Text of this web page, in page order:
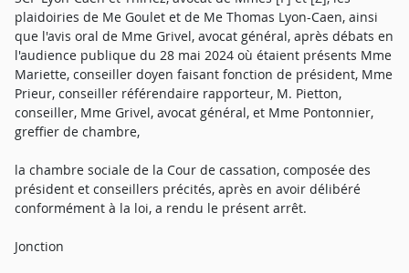
plaidoiries de Me Goulet et de Me Thomas Lyon-Caen, ainsi
que l'avis oral de Mme Grivel, avocat général, après débats en
l'audience publique du 28 mai 2024 où étaient présents Mme
Mariette, conseiller doyen faisant fonction de président, Mme
Prieur, conseiller référendaire rapporteur, M. Pietton,
conseiller, Mme Grivel, avocat général, et Mme Pontonnier,
greffier de chambre,
la chambre sociale de la Cour de cassation, composée des
président et conseillers précités, après en avoir délibéré
conformément à la loi, a rendu le présent arrêt.
Jonction